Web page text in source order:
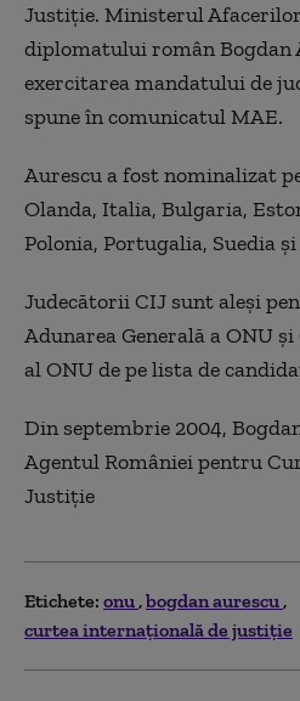
Justiţie. Ministerul
diplomatului român Bogdan
exercitarea mandatului de
spune în comunicatul MAE.
Aurescu a fost nominalizat
Olanda, Italia, Bulgaria,
Polonia, Portugalia, Suedia și
Judecătorii CIJ sunt aleși
Adunarea Generală a ONU
al ONU de pe lista de
Din septembrie 2004,
Agentul României pentru
Justiţie
Etichete: onu bogdan aurescu
curtea internaţională de justiţie